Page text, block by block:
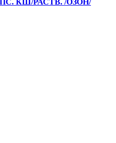
КШ/РАСТВ. /ОЗОН/